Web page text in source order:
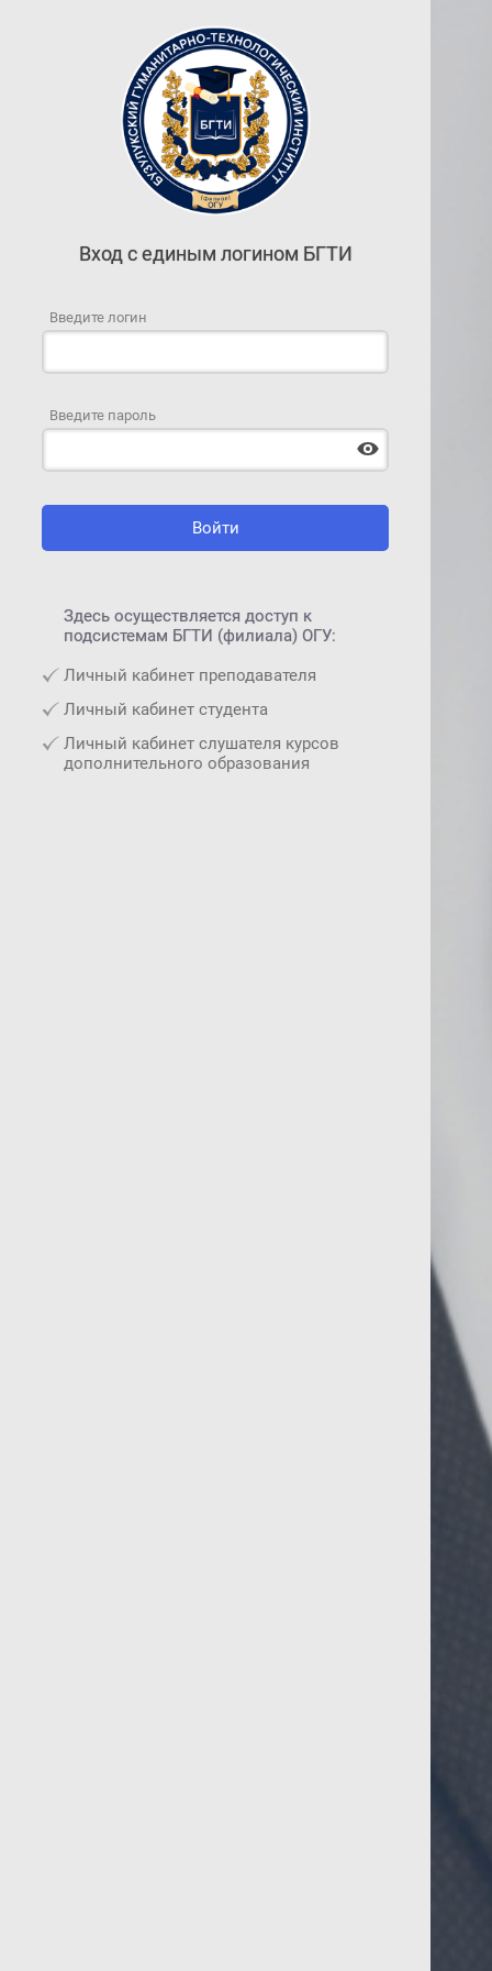
Вход с единым логином БГТИ
Введите логин
Введите пароль
Войти
Здесь осуществляется доступ к
подсистемам БГТИ (филиала) ОГУ:
Личный кабинет преподавателя
Личный кабинет студента
Личный кабинет слушателя курсов
дополнительного образования